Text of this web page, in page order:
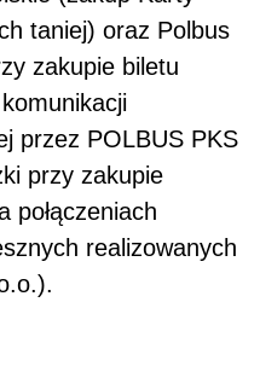
taniej) oraz Polbus
zakupie biletu
przez POLBUS PKS
przy zakupie
połączeniach
realizowanych